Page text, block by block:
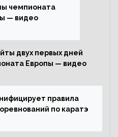
чемпионата
— видео
двух первых дней
Европы — видео
правила
по каратэ